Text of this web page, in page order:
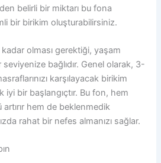
belirli bir miktarı bu fona
bir birikim oluşturabilirsiniz.
olması gerektiği, yaşam
seviyenize bağlıdır. Genel olarak, 3-
karşılayacak birikim
iyi bir başlangıçtır. Bu fon, hem
hem de beklenmedik
rahat bir nefes almanızı sağlar.